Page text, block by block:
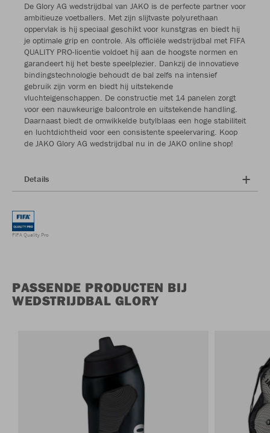
De Glory AG wedstrijdbal van JAKO is de perfecte partner voor
ambitieuze voetballers. Met zijn slijtvaste polyurethaan
oppervlak is hij speciaal geschikt voor kunstgras en biedt hij
je optimale grip en controle. Als officiële wedstrijdbal met FIFA
QUALITY PRO-licentie voldoet hij aan de hoogste normen en
garandeert hij het beste speelplezier. Dankzij de innovatieve
bindingstechnologie behoudt de bal zelfs na intensief
gebruik zijn vorm en biedt hij uitstekende
vluchteigenschappen. De constructie met 14 panelen zorgt
voor een nauwkeurige balcontrole en uitstekende handling.
Daarnaast biedt de omwikkelde butylblaas een hoge stabiliteit
en luchtdichtheid voor een consistente speelervaring. Koop
de JAKO Glory AG wedstrijdbal nu in de JAKO online shop!
Details
FIFA Quality Pro
PASSENDE PRODUCTEN BIJ
WEDSTRIJDBAL GLORY